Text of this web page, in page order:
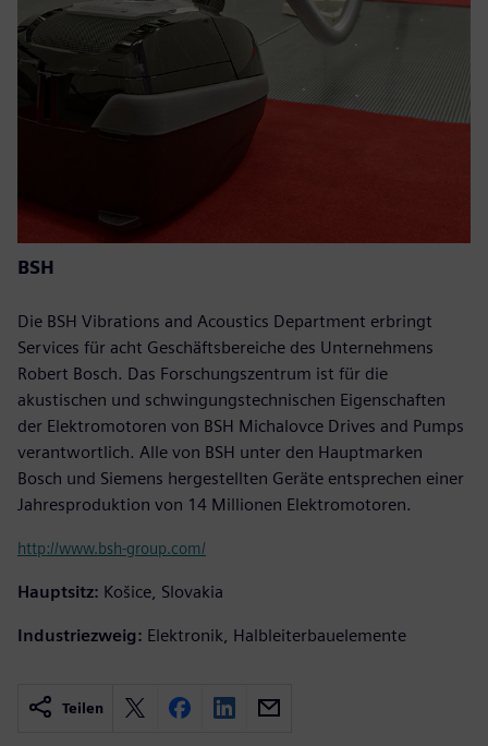
BSH
Die BSH Vibrations and Acoustics Department erbringt
Services für acht Geschäftsbereiche des Unternehmens
Robert Bosch. Das Forschungszentrum ist für die
akustischen und schwingungstechnischen Eigenschaften
der Elektromotoren von BSH Michalovce Drives and Pumps
verantwortlich. Alle von BSH unter den Hauptmarken
Bosch und Siemens hergestellten Geräte entsprechen einer
Jahresproduktion von 14 Millionen Elektromotoren.
http://www.bsh-group.com/
Hauptsitz: Košice, Slovakia
Industriezweig: Elektronik, Halbleiterbauelemente
Teilen